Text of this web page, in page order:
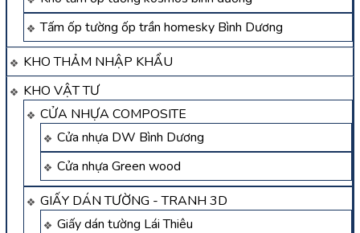
Tấm ốp tường ốp trần homesky Bình Dương
KHO THẢM NHẬP KHẨU
KHO VẬT TƯ
CỬA NHỰA COMPOSITE
Cửa nhựa DW Bình Dương
Cửa nhựa Green wood
GIẤY DÁN TƯỜNG - TRANH 3D
Giấy dán tường Lái Thiêu